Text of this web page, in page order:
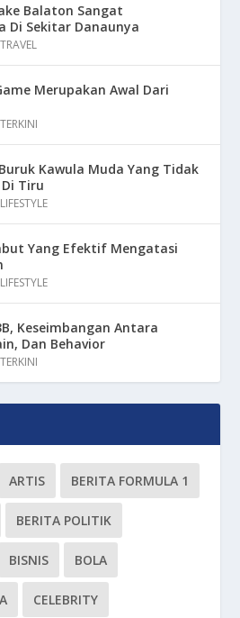
Balaton Sangat
Di Sekitar Danaunya
TRAVEL
Merupakan Awal Dari
TERKINI
Kawula Muda Yang Tidak
Tiru
LIFESTYLE
Yang Efektif Mengatasi
LIFESTYLE
Keseimbangan Antara
Dan Behavior
TERKINI
ARTIS BERITA FORMULA 1
BERITA POLITIK
BISNIS BOLA
CELEBRITY